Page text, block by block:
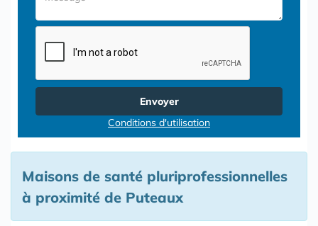
Envoyer
Conditions d'utilisation
Maisons de santé pluriprofessionnelles
à proximité de Puteaux